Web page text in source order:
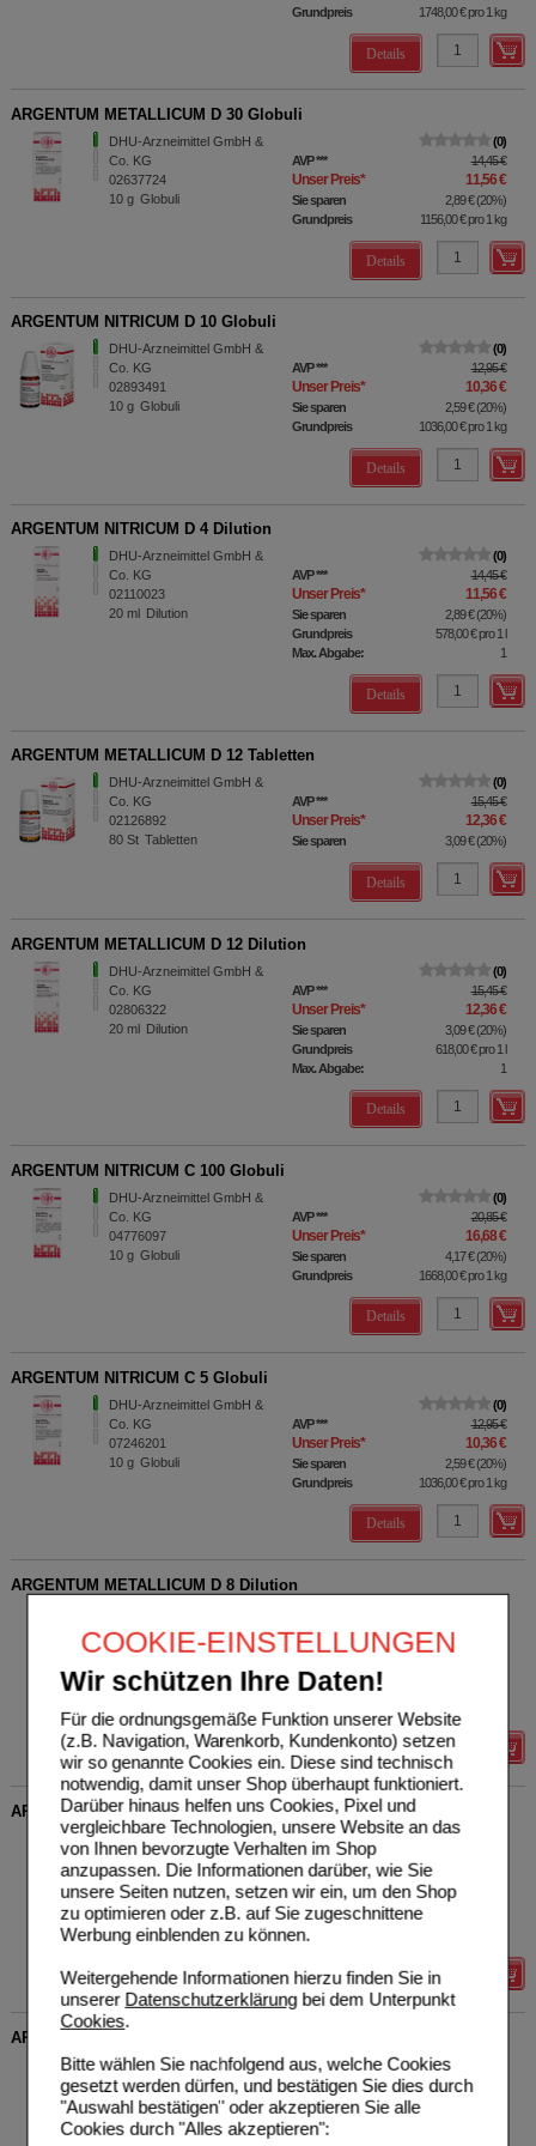
COOKIE-EINSTELLUNGEN
Wir schützen Ihre Daten!
Für die ordnungsgemäße Funktion unserer Website
(z.B. Navigation, Warenkorb, Kundenkonto) setzen
wir so genannte Cookies ein. Diese sind technisch
notwendig, damit unser Shop überhaupt funktioniert.
Darüber hinaus helfen uns Cookies, Pixel und
vergleichbare Technologien, unsere Website an das
von Ihnen bevorzugte Verhalten im Shop
anzupassen. Die Informationen darüber, wie Sie
unsere Seiten nutzen, setzen wir ein, um den Shop
zu optimieren oder z.B. auf Sie zugeschnittene
Werbung einblenden zu können.
Weitergehende Informationen hierzu finden Sie in
unserer Datenschutzerklärungbei dem Unterpunkt
Cookies.
Bitte wählen Sie nachfolgend aus, welche Cookies
gesetzt werden dürfen, und bestätigen Sie dies durch
"Auswahl bestätigen" oder akzeptieren Sie alle
Cookies durch "Alles akzeptieren":
Grundpreis
1748,00 €pro 1 kg
Details
ARGENTUM METALLICUM D 30 Globuli
DHU-Arzneimittel GmbH &
Co. KG
02637724
10 g Globuli
0
AVP*** 14,45 €
Unser Preis* 11,56 €
Sie sparen 2,89 €(20%)
Grundpreis
1156,00 €pro 1 kg
Details
ARGENTUM NITRICUM D 10 Globuli
DHU-Arzneimittel GmbH &
Co. KG
02893491
10 g Globuli
0
AVP*** 12,95 €
Unser Preis* 10,36 €
Sie sparen 2,59 €(20%)
Grundpreis
1036,00 €pro 1 kg
Details
ARGENTUM NITRICUM D 4 Dilution
DHU-Arzneimittel GmbH &
Co. KG
02110023
20 ml Dilution
0
AVP*** 14,45 €
Unser Preis* 11,56 €
Sie sparen 2,89 €(20%)
Grundpreis
578,00 €pro 1 l
Max. Abgabe:
1
Details
ARGENTUM METALLICUM D 12 Tabletten
DHU-Arzneimittel GmbH &
Co. KG
02126892
80 St Tabletten
0
AVP*** 15,45 €
Unser Preis* 12,36 €
Sie sparen 3,09 €(20%)
Details
ARGENTUM METALLICUM D 12 Dilution
DHU-Arzneimittel GmbH &
Co. KG
02806322
20 ml Dilution
0
AVP*** 15,45 €
Unser Preis* 12,36 €
Sie sparen 3,09 €(20%)
Grundpreis
618,00 €pro 1 l
Max. Abgabe:
1
Details
ARGENTUM NITRICUM C 100 Globuli
DHU-Arzneimittel GmbH &
Co. KG
04776097
10 g Globuli
0
AVP*** 20,85 €
Unser Preis* 16,68 €
Sie sparen 4,17 €(20%)
Grundpreis
1668,00 €pro 1 kg
Details
ARGENTUM NITRICUM C 5 Globuli
DHU-Arzneimittel GmbH &
Co. KG
07246201
10 g Globuli
0
AVP*** 12,95 €
Unser Preis* 10,36 €
Sie sparen 2,59 €(20%)
Grundpreis
1036,00 €pro 1 kg
Details
ARGENTUM METALLICUM D 8 Dilution
Co. KG
02607278
Dilution
AVP ***
Unser Preis*
Sie sparen
Grundpreis
Max. Abgabe:
Details
ARGENTUM METALLICUM D 30 Dilution
DHU-Arzneimittel GmbH &
Co. KG
02806339
20ml Dilution
AVP***
Unser Preis*
Sie sparen 3,17 €
Grundpreis
Max. Abgabe:
Details
ARGENTUM NITRICUM D 8 Dilution
DHU-Arzneimittel GmbH &
Co. KG
02607284
20
ml Dilution
AVP*** 14,45 €
Unser Preis *
Sie sparen